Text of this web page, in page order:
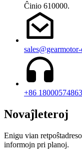
Ĉinio 610000.
+86 18000574863
Novaĵleteroj
Enigu vian
informojn pri planoj.